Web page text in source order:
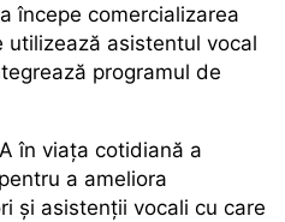
începe comercializarea
utilizează asistentul vocal
programul de
în viața cotidiană a
a ameliora
și asistenții vocali cu care